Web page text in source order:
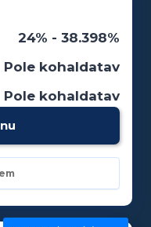
24% - 38.398%
Pole kohaldatav
Pole kohaldatav